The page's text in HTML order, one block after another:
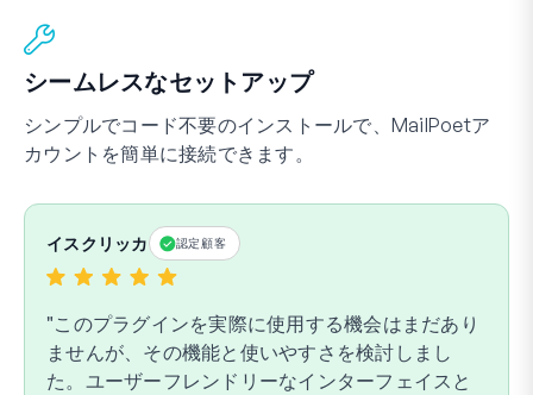
シームレスなセットアップ
シンプルでコード不要のインストールで、MailPoetア
カウントを簡単に接続できます。
イスクリッカ 認定顧客
このプラグインを実際に使用する機会はまだあり
ませんが、その機能と使いやすさを検討しまし
た。ユーザーフレンドリーなインターフェイスと